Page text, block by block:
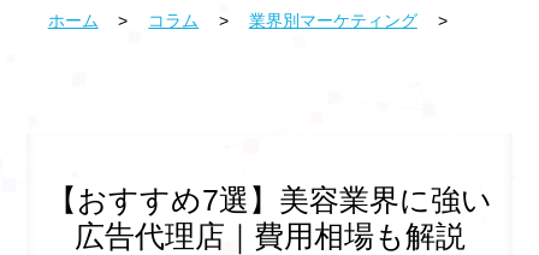
ホーム > コラム > 業界別マーケティング >
【おすすめ7選】美容業界に強い
広告代理店｜費用相場も解説